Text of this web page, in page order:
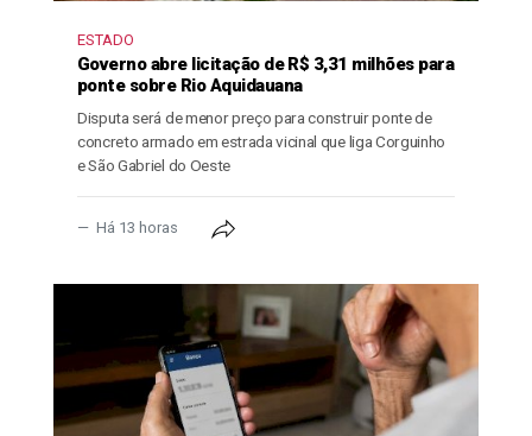
ESTADO
Governo abre licitação de R$ 3,31 milhões para
ponte sobre Rio Aquidauana
Disputa será de menor preço para construir ponte de
concreto armado em estrada vicinal que liga Corguinho
e São Gabriel do Oeste
Há 13 horas